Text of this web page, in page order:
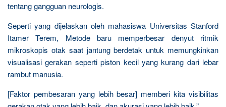
tentang gangguan neurologis.
Seperti yang dijelaskan oleh mahasiswa Universitas Stanford
Itamer Terem, Metode baru memperbesar denyut ritmik
mikroskopis otak saat jantung berdetak untuk memungkinkan
visualisasi gerakan seperti piston kecil yang kurang dari lebar
rambut manusia.
[Faktor pembesaran yang lebih besar] memberi kita visibilitas